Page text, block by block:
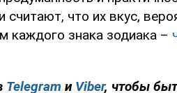
считают, что их вкус,
каждого знака зодиака –
Telegram и Viber, чтобы